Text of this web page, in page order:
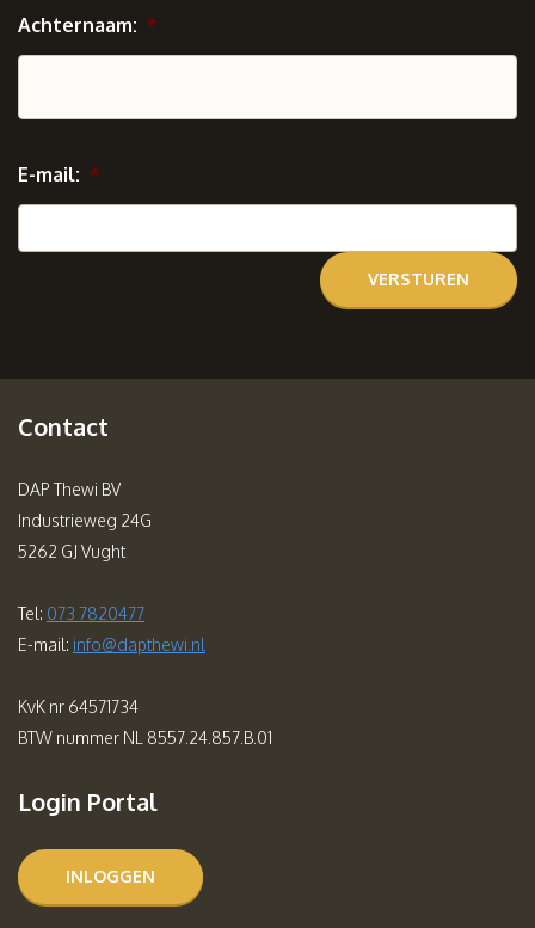
Achternaam: *
E-mail: *
Contact
DAP Thewi BV
Industrieweg 24G
5262 GJ Vught
Tel: 073 7820477
E-mail: info@dapthewi.nl
KvK nr 64571734
BTW nummer NL 8557.24.857.B.01
Login Portal
INLOGGEN